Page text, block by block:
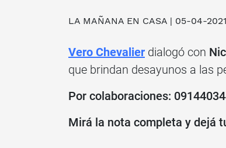
LA MAÑANA EN CASA | 05-04-2021
Vero Chevalier dialogó con
que brindan desayunos a las
Por colaboraciones:
Mirá la nota completa y dejá